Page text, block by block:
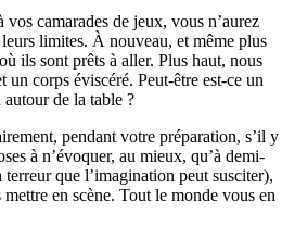
camarades de jeux, vous n’aurez
limites. À nouveau, et même plus
ils sont prêts à aller. Plus haut, nous
un corps éviscéré. Peut-être est-ce un
de la table ?
pendant votre préparation, s’il y
à n’évoquer, au mieux, qu’à demi-
que l’imagination peut susciter),
en scène. Tout le monde vous en